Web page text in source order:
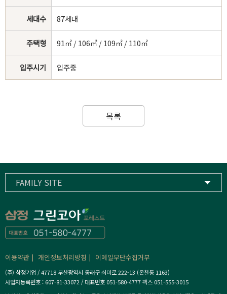
세대수 87세대
주택형 91㎡ / 106㎡ / 109㎡ / 110㎡
입주시기 입주중
목록
FAMILY SITE
하이스트컨트리클럽
삼정고등학교
이용약관 개인정보처리방침 이메일무단수집거부
(주) 삼정기업 / 47718 부산광역시 동래구 쇠미로 222-13 (온천동 1163)
사업자등록번호 : 607-81-33072 / 대표번호 051-580-4777 팩스 051-555-3015